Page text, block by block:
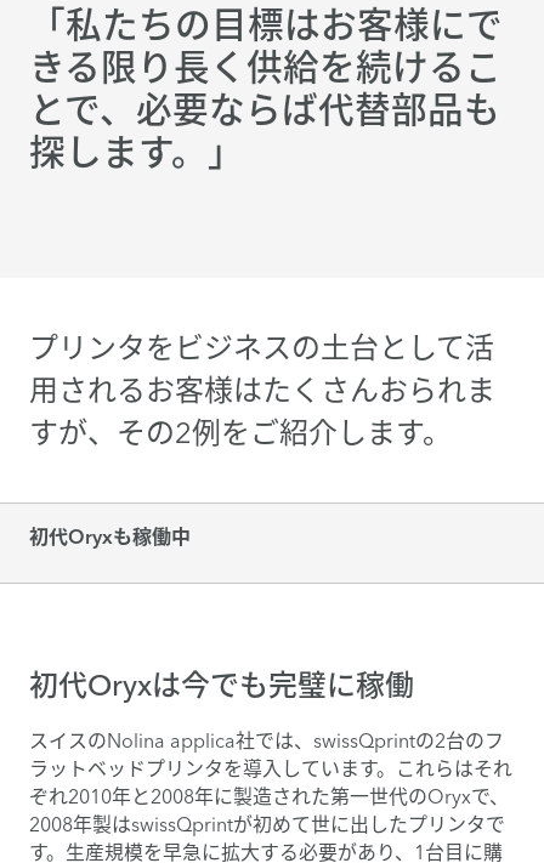
「私たちの目標はお客様にで
きる限り長く供給を続けるこ
とで、必要ならば代替部品も
探します。」
プリンタをビジネスの土台として活
用されるお客様はたくさんおられま
すが、その2例をご紹介します。
初代Oryxも稼働中
初代Oryxは今でも完璧に稼働
スイスのNolina applica社では、swissQprintの2台のフ
ラットベッドプリンタを導入しています。これらはそれ
ぞれ2010年と2008年に製造された第一世代のOryxで、
2008年製はswissQprintが初めて世に出したプリンタで
す。生産規模を早急に拡大する必要があり、1台目に購